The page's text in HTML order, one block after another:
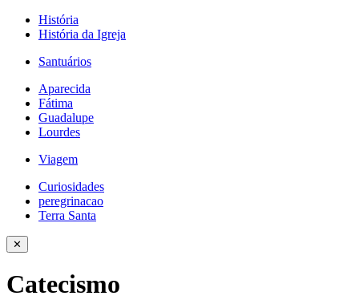
História
História da Igreja
Santuários
Aparecida
Fátima
Guadalupe
Lourdes
Viagem
Curiosidades
peregrinacao
Terra Santa
✕
Catecismo